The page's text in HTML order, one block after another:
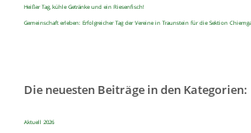
Heißer Tag, kühle Getränke und ein Riesenfisch!
Gemeinschaft erleben: Erfolgreicher Tag der Vereine in Traunstein für die Sektion
Die neuesten Beiträge in den Kategorien:
Aktuell 2026